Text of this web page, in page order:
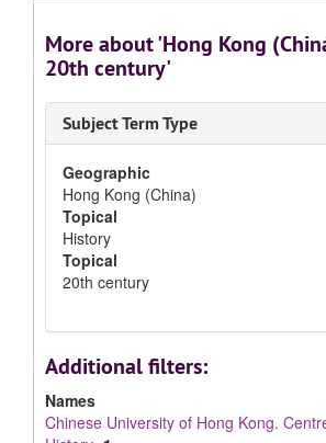
More about 'Hong Kong
20th century'
Subject Term Type
Geographic
Hong Kong (China)
Topical
History
Topical
20th century
Additional filters:
Names
Chinese University of Hong Kong.